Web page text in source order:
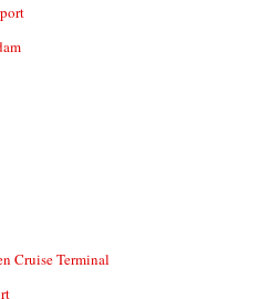
Cruise Terminal